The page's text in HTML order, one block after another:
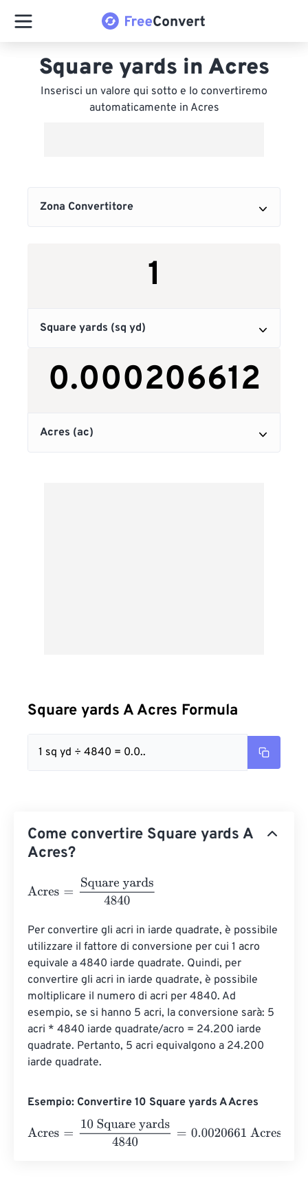
Square yards in Acres
Inserisci un valore qui sotto e lo convertiremo
automaticamente in Acres
Square yards A Acres Formula
1 sq yd ÷ 4840 = 0.0..
Come convertire Square yards A
Acres?
Acres Square yards4840
Per convertire gli acri in iarde quadrate, è possibile
utilizzare il fattore di conversione per cui 1 acro
equivale a 4840 iarde quadrate. Quindi, per
convertire gli acri in iarde quadrate, è possibile
moltiplicare il numero di acri per 4840. Ad
esempio, se si hanno 5 acri, la conversione sarà: 5
acri * 4840 iarde quadrate/acro = 24.200 iarde
quadrate. Pertanto, 5 acri equivalgono a 24.200
iarde quadrate.
Esempio: Convertire 10 Square yards A Acres
Acres
10 Square yards4840= 0.0020661 Acres